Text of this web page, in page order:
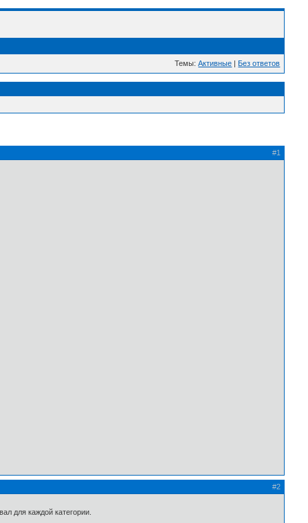
Темы:Активные | Без ответов
#1
#2
для каждой категории.